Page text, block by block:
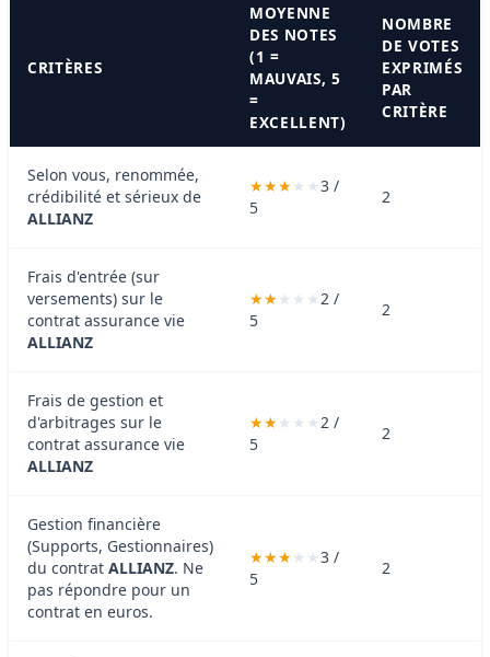
CRITÈRES
MOYENNE
DES NOTES
(1 =
MAUVAIS, 5
=
EXCELLENT)
NOMBRE
DE VOTES
EXPRIMÉS
PAR
CRITÈRE
Selon vous, renommée,
crédibilité et sérieux de
ALLIANZ
3 /
5
2
Frais d'entrée (sur
versements) sur le
contrat assurance vie
ALLIANZ
2 /
5
2
Frais de gestion et
d'arbitrages sur le
contrat assurance vie
ALLIANZ
2 /
5
2
Gestion financière
(Supports, Gestionnaires)
du contrat ALLIANZ. Ne
pas répondre pour un
contrat en euros.
3 /
5
2